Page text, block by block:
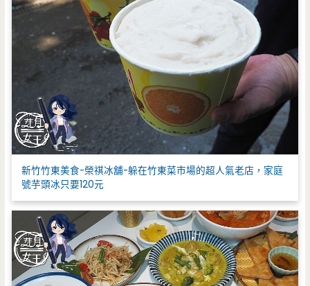
新竹竹東美食-榮祺冰舖-躲在竹東菜市場的超人氣老店，家庭
號芋頭冰只要120元